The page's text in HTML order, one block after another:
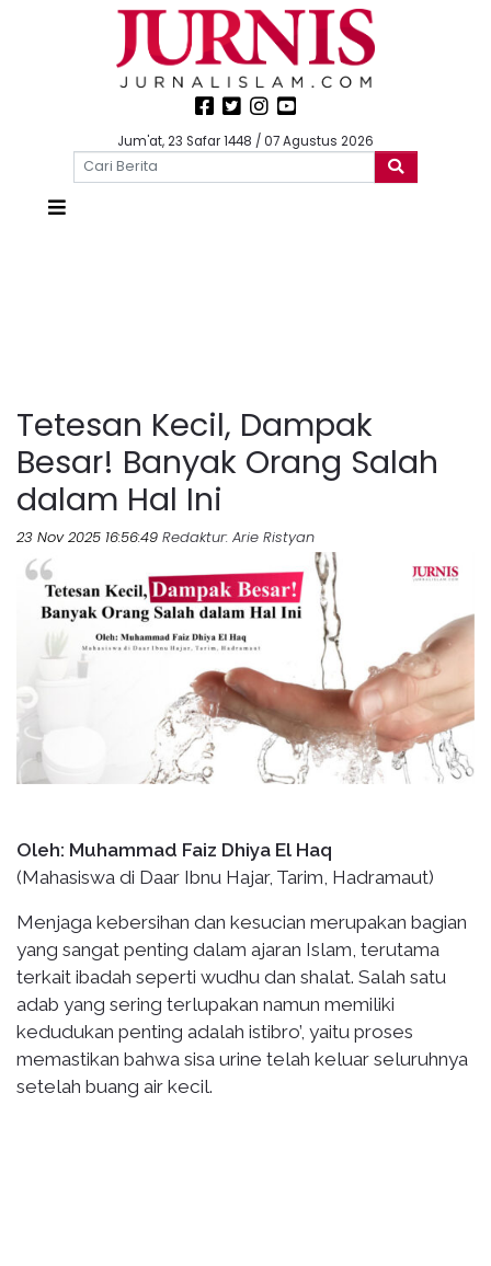
Jum'at, 23 Safar 1448 / 07 Agustus 2026
Tetesan Kecil, Dampak
Besar! Banyak Orang Salah
dalam Hal Ini
23 Nov 2025 16:56:49 Redaktur: Arie Ristyan
Oleh: Muhammad Faiz Dhiya El Haq
(Mahasiswa di Daar Ibnu Hajar, Tarim, Hadramaut)
Menjaga kebersihan dan kesucian merupakan bagian
yang sangat penting dalam ajaran Islam, terutama
terkait ibadah seperti wudhu dan shalat. Salah satu
adab yang sering terlupakan namun memiliki
kedudukan penting adalah istibro’, yaitu proses
memastikan bahwa sisa urine telah keluar seluruhnya
setelah buang air kecil.